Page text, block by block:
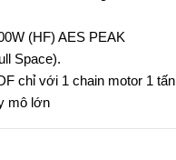
(HF) AES PEAK
Space).
chỉ với 1 chain motor 1 tấn
mô lớn